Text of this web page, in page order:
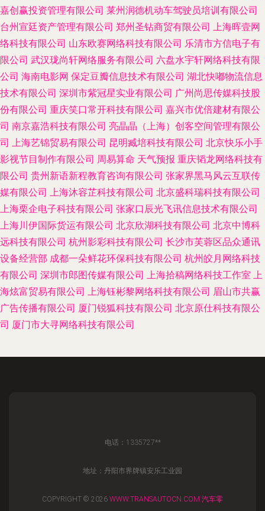
嘉创赢投资管理有限公司 莱州润德机动车驾驶员培训有限公司
台州宣廷资产管理有限公司 郑州圣钻商贸有限公司 上海晖壹网
络科技有限公司 山东欧赛网络科技有限公司 乐清市方信电子有
限公司 武汉珑尚轩网络服务有限公司 六盘水宇轩网络科技有限
公司 海南电影网 保定豆瓣信息技术有限公司 湖北快嘟物流信息
技术有限公司 深圳市紫冠星实业有限公司 广州尚思传媒科技股
份有限公司 重庆笑口常开科技有限公司 嘉兴市优倍建材有限公
司 南京嘉浩科技有限公司 亮晶晶（上海）创客空间管理有限公
司 上海艺锦贸易有限公司 昆明臧培科技有限公司 北京快乐小手
影视节目制作有限公司 周易算命 天气预报 重庆韬龙网络科技有
限公司 贵州新语新程教育咨询有限公司 张家界黑马风云互联传
媒有限公司 上海沐容芷科技有限公司 北京盛科瑞科技有限公司
上海栗企电子科技有限公司 张家口辰光飞讯信息技术有限公司
上海川伊国际货运有限公司 北京欣湖科技有限公司 北京中博科
远科技有限公司 杭州影彩科技有限公司 长沙市芙蓉区品众通讯
设备经营部 成都一朵鲜花环保科技有限公司 杭州皎月网络科技
有限公司 深圳市郎图传媒有限公司 上海拾稿网络科技工作室 上
海炫富贸易有限公司 上海钰彬黎网络科技有限公司 眉山市共赢
广告传播有限公司 厦门锐狐科技有限公司 北京原仕科技有限公
司 厦门市大寻网络科技有限公司
电话：1335727**
地址：丹阳市界牌镇安乐工业园
COPYRIGHT © 2026 WWW.TRANSAUTOCN.COM 汽车零